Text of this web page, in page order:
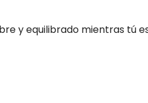
y equilibrado mientras tú